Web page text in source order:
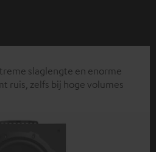
slaglengte en enorme
ruis, zelfs bij hoge volumes